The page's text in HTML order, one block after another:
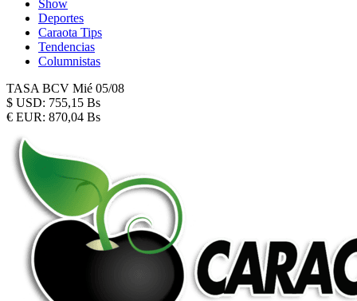
Show
Deportes
Caraota Tips
Tendencias
Columnistas
TASA BCV Mié 05/08
$ USD: 755,15 Bs
€ EUR: 870,04 Bs